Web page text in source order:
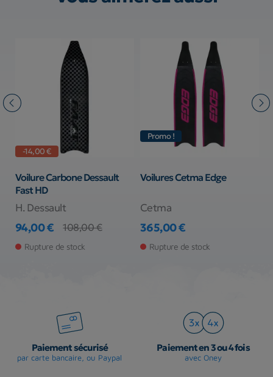
-14,00 €
Voilure Carbone Dessault
Fast HD
H. Dessault
Prix
94,00 €
Prix de base
108,00 €
Rupture de stock
Promo !
Voilures Cetma Edge
Cetma
Prix
365,00 €
Rupture de stock
Paiement sécurisé
par carte bancaire, ou Paypal
Paiement en 3 ou 4 fois
avec Oney